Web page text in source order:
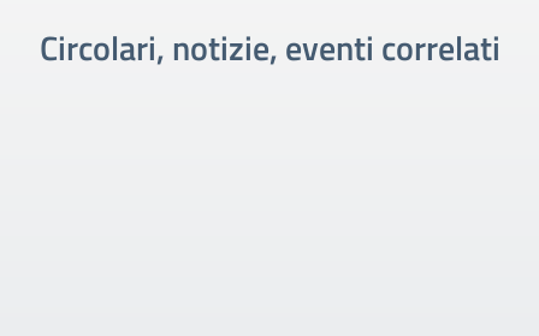
Circolari, notizie, eventi correlati